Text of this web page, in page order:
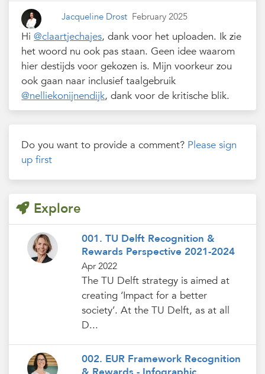
Jacqueline Drost February 2025
Hi@claartjechajes, dank voor het uploaden. Ik zie
het woord nu ook pas staan. Geen idee waarom
hier destijds voor gekozen is. Mijn voorkeur zou
ook gaan naar inclusief taalgebruik
@nelliekonijnendijk, dank voor de kritische blik.
Do you want to provide a comment? Please sign
up first
Explore
001. TU Delft Recognition &
Rewards Perspective 2021-2024
Apr 2022
The TU Delft strategy is aimed at
creating ‘Impact for a better
society’. At the TU Delft, as at all
D...
002. EUR Framework Recognition